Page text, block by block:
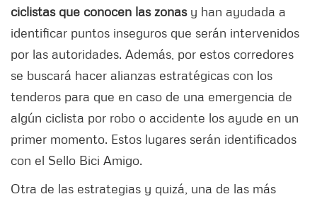
ciclistas que conocen las zonasy han ayudada a
identificar puntos inseguros que serán intervenidos
por las autoridades. Además, por estos corredores
se buscará hacer alianzas estratégicas con los
tenderos para que en caso de una emergencia de
algún ciclista por robo o accidente los ayude en un
primer momento. Estos lugares serán identificados
con el Sello Bici Amigo.
Otra de las estrategias y quizá, una de las más